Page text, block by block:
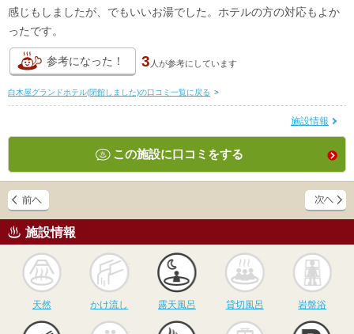
感じもしましたが、でもいいお湯でした。ホテルの方の対応もよか
ったです。
参考になった！ 3 人が参考にしています
白木屋グランドホテル(閉館しました)の口コミ一覧に戻る >
施設情報
この施設に口コミをする
施設情報
天然
かけ流し
かけ流し
露天風呂
露天風呂
貸切風呂
貸切風呂 岩盤浴
サウナ